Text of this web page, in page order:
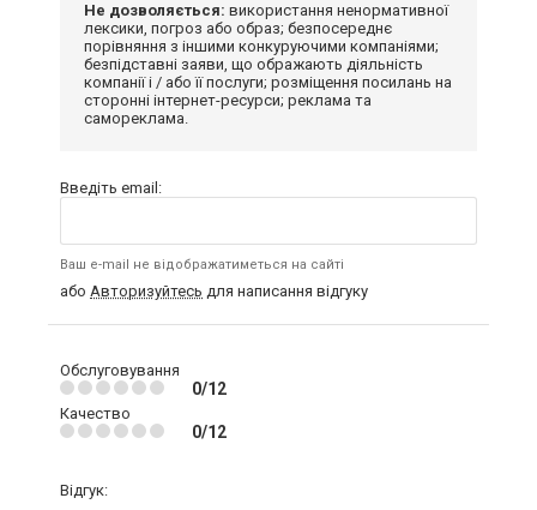
Не дозволяється: використання ненормативної
лексики, погроз або образ; безпосереднє
порівняння з іншими конкуруючими компаніями;
безпідставні заяви, що ображають діяльність
компанії і / або її послуги; розміщення посилань на
сторонні інтернет-ресурси; реклама та
самореклама.
Введіть email:
Ваш e-mail не відображатиметься на сайті
або Авторизуйтесь для написання відгуку
Обслуговування
0/12
Качество
0/12
Відгук: